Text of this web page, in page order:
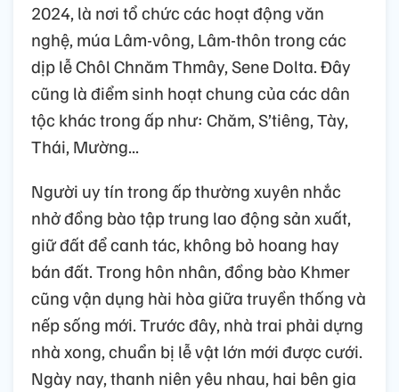
2024, là nơi tổ chức các hoạt động văn
nghệ, múa Lâm-vông, Lâm-thôn trong các
dịp lễ Chôl Chnăm Thmây, Sene Dolta. Đây
cũng là điểm sinh hoạt chung của các dân
tộc khác trong ấp như: Chăm, S’tiêng, Tày,
Thái, Mường...
Người uy tín trong ấp thường xuyên nhắc
nhở đồng bào tập trung lao động sản xuất,
giữ đất để canh tác, không bỏ hoang hay
bán đất. Trong hôn nhân, đồng bào Khmer
cũng vận dụng hài hòa giữa truyền thống và
nếp sống mới. Trước đây, nhà trai phải dựng
nhà xong, chuẩn bị lễ vật lớn mới được cưới.
Ngày nay, thanh niên yêu nhau, hai bên gia